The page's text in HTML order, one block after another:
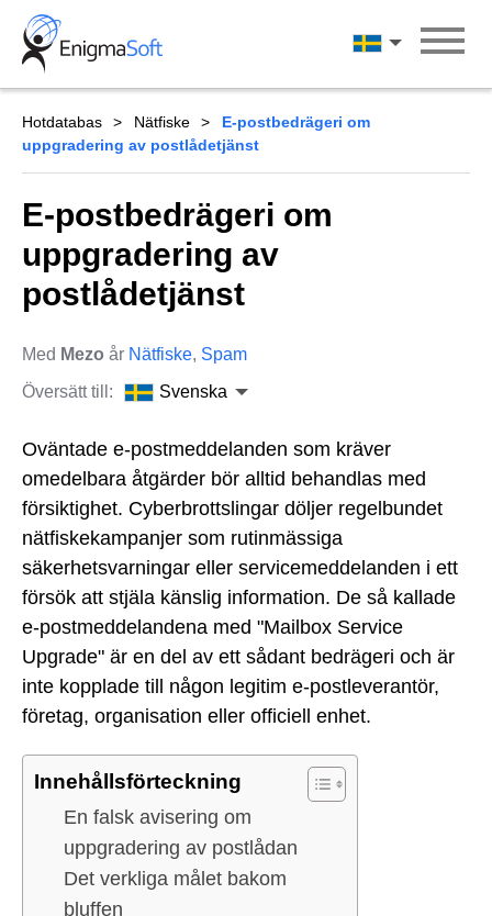
Skip
content
Svenska
Hotdatabas Nätfiske
E-postbedrägeri om
uppgradering av postlådetjänst
E-postbedrägeri om
uppgradering av
postlådetjänst
Med Mezo år Nätfiske, Spam
Översätt till:
Svenska
Oväntade e-postmeddelanden som kräver
omedelbara åtgärder bör alltid behandlas med
försiktighet. Cyberbrottslingar döljer regelbundet
nätfiskekampanjer som rutinmässiga
säkerhetsvarningar eller servicemeddelanden i ett
försök att stjäla känslig information. De så kallade
e-postmeddelandena med "Mailbox Service
Upgrade" är en del av ett sådant bedrägeri och är
inte kopplade till någon legitim e-postleverantör,
företag, organisation eller officiell enhet.
Innehållsförteckning
En falsk avisering om
uppgradering av postlådan
Det verkliga målet bakom
bluffen